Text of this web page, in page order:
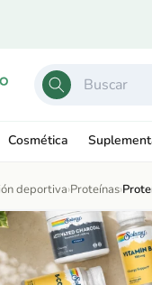
Cosmética
deportiva›Proteínas›